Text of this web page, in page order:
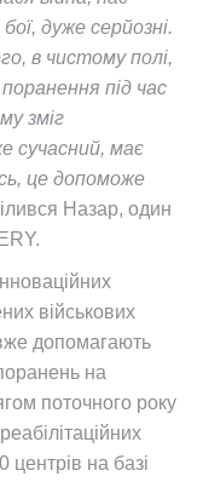
дуже серйозні.
в чистому полі,
під час
зміг
сучасний, має
це допоможе
Назар, один
військових
допомагають
на
поточного року
на базі